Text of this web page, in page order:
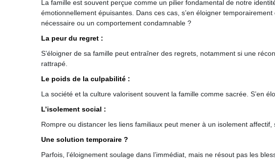
La famille est souvent perçue comme un pilier fondamental de notre
émotionnellement épuisantes. Dans ces cas, s’en éloigner
nécessaire ou un comportement condamnable ?
La peur du regret :
S’éloigner de sa famille peut entraîner des regrets, notamment si une
rattrapé.
Le poids de la culpabilité :
La société et la culture valorisent souvent la famille comme sacrée. S’en
L’isolement social :
Rompre ou distancer les liens familiaux peut mener à un isolement
Une solution temporaire ?
Parfois, l’éloignement soulage dans l’immédiat, mais ne résout pas les